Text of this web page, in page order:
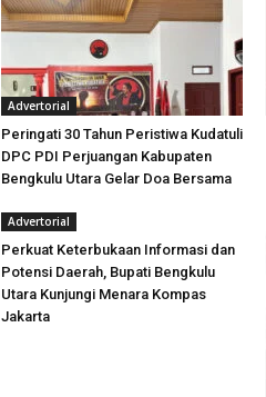
Advertorial
Peringati 30 Tahun Peristiwa Kudatuli
DPC PDI Perjuangan Kabupaten
Bengkulu Utara Gelar Doa Bersama
Advertorial
Perkuat Keterbukaan Informasi dan
Potensi Daerah, Bupati Bengkulu
Utara Kunjungi Menara Kompas
Jakarta